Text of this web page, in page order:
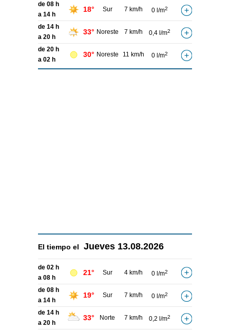
de 08 h
a 14 h
18° Sur 7 km/h 0 l/m2
de 14 h
a 20 h
33° Noreste 7 km/h 0,4 l/m2
de 20 h
a 02 h
30° Noreste 11 km/h 0 l/m2
El tiempo el Jueves 13.08.2026
de 02 h
a 08 h
21° Sur 4 km/h 0 l/m2
de 08 h
a 14 h
19° Sur 7 km/h 0 l/m2
de 14 h
a 20 h
33° Norte 7 km/h 0,2 l/m2